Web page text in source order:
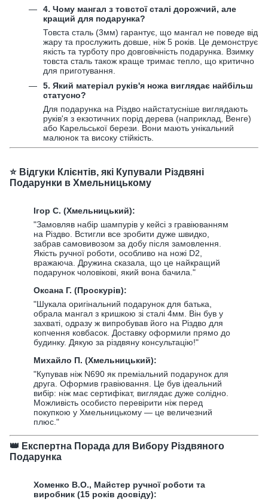
4. Чому мангал з товстої сталі дорожчий, але
кращий для подарунка?
Товста сталь (3мм) гарантує, що мангал не поведе від
жару та прослужить довше, ніж 5 років. Це демонструє
якість та турботу про довговічність подарунка. Взимку
товста сталь також краще тримає тепло, що критично
для приготування.
5. Який матеріал руків'я ножа виглядає найбільш
статусно?
Для подарунка на Різдво найстатусніше виглядають
руків'я з екзотичних порід дерева (наприклад, Венге)
або Карельської берези. Вони мають унікальний
малюнок та високу стійкість.
⭐️ Відгуки Клієнтів, які Купували Різдвяні
Подарунки в Хмельницькому
Ігор С. (Хмельницький):
"Замовляв набір шампурів у кейсі з гравіюванням
на Різдво. Встигли все зробити дуже швидко,
забрав самовивозом за добу після замовлення.
Якість ручної роботи, особливо на ножі D2,
вражаюча. Дружина сказала, що це найкращий
подарунок чоловікові, який вона бачила."
Оксана Г. (Проскурів):
"Шукала оригінальний подарунок для батька,
обрала мангал з кришкою зі сталі 4мм. Він був у
захваті, одразу ж випробував його на Різдво для
копчення ковбасок. Доставку оформили прямо до
будинку. Дякую за різдвяну консультацію!"
Михайло П. (Хмельницький):
"Купував ніж N690 як преміальний подарунок для
друга. Оформив гравіювання. Це був ідеальний
вибір: ніж має сертифікат, виглядає дуже солідно.
Можливість особисто перевірити ніж перед
покупкою у Хмельницькому — це величезний
плюс."
👑 Експертна Порада для Вибору Різдвяного
Подарунка
Хоменко В.О., Майстер ручної роботи та
виробник (15 років досвіду):